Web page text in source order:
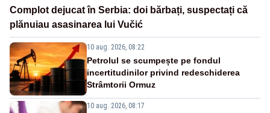
Complot dejucat în Serbia: doi bărbați, suspectați că
plănuiau asasinarea lui Vučić
10 aug. 2026, 08:22
Petrolul se scumpește pe fondul
incertitudinilor privind redeschiderea
Strâmtorii Ormuz
10 aug. 2026, 08:17